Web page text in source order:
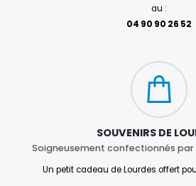
au :
04 90 90 26 52
SOUVENIRS DE
Soigneusement confectionnés
Un petit cadeau de Lourdes offert